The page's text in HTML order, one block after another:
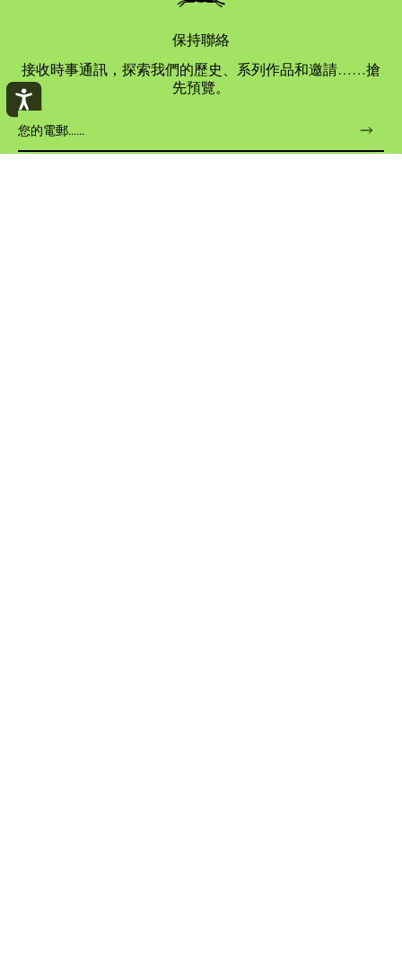
保持聯絡
接收時事通訊，探索我們的歷史、系列作品和邀請……搶
先預覽。